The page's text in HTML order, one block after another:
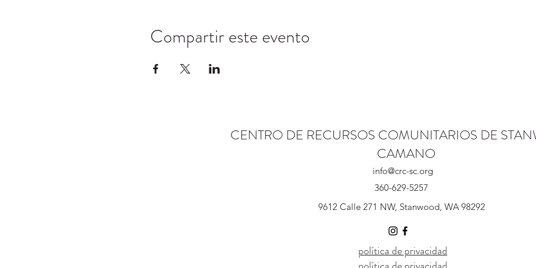
Compartir este evento
CENTRO DE RECURSOS COMUNITARIOS DE
CAMANO
info@crc-sc.org
360-629-5257
9612 Calle 271 NW, Stanwood, WA 98292
política de privacidad